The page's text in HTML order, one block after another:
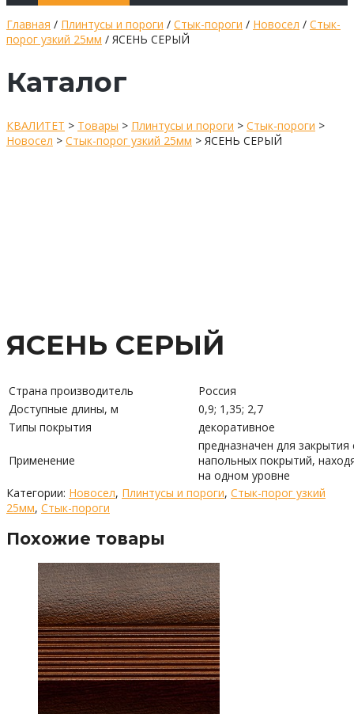
Главная / Плинтусы и пороги / Стык-пороги / Новосел / Стык-
порог узкий 25мм / ЯСЕНЬ СЕРЫЙ
Каталог
КВАЛИТЕТ > Товары > Плинтусы и пороги > Стык-пороги >
Новосел > Стык-порог узкий 25мм > ЯСЕНЬ СЕРЫЙ
ЯСЕНЬ СЕРЫЙ
Страна производитель
Россия
Доступные длины, м
0,9; 1,35; 2,7
Типы покрытия
декоративное
Применение
предназначен для закрытия
напольных покрытий,
на одном уровне
Категории: Новосел, Плинтусы и пороги, Стык-порог узкий
25мм, Стык-пороги
Похожие товары